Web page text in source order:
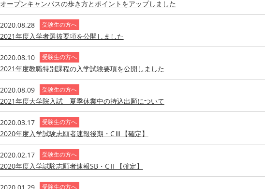
オープンキャンパスの歩き方とポイントをアップしました
2020.08.28 受験生の方へ
2021年度入学者選抜要項を公開しました
2020.08.10 受験生の方へ
2021年度教職特別課程の入学試験要項を公開しました
2020.08.09 受験生の方へ
2021年度大学院入試 夏季休業中の持込出願について
2020.03.17 受験生の方へ
2020年度入学試験志願者速報後期・CⅢ【確定】
2020.02.17 受験生の方へ
2020年度入学試験志願者速報SB・CⅡ【確定】
受験生の方へ